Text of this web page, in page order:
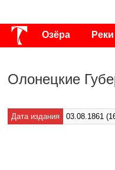
Озёра Реки
Олонецкие
Дата издания 03.08.1861